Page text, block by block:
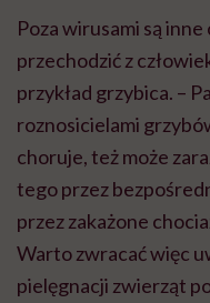
Poza wirusami są
przechodzić z
przykład grzybica. –
roznosicielami
choruje, też może
tego przez
przezzakażone
Warto zwracać więc
pielęgnacji zwierząt